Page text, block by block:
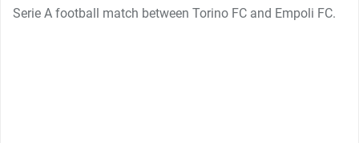
Serie A football match between Torino FC and Empoli FC.